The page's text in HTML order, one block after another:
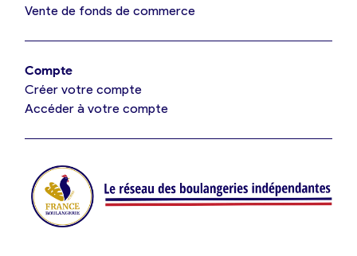
Offres d’emploi
Je suis fournisseur
Je crée mon compte
Vente de fonds de commerce
Compte
Créer votre compte
Accéder à votre compte